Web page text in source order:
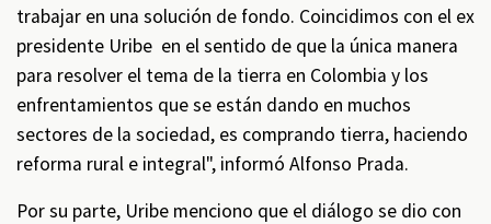
trabajar en una solución de fondo. Coincidimos con el ex
presidente Uribe en el sentido de que la única manera
para resolver el tema de la tierra en Colombia y los
enfrentamientos que se están dando en muchos
sectores de la sociedad, es comprando tierra, haciendo
reforma rural e integral", informó Alfonso Prada.
Por su parte, Uribe menciono que el diálogo se dio con